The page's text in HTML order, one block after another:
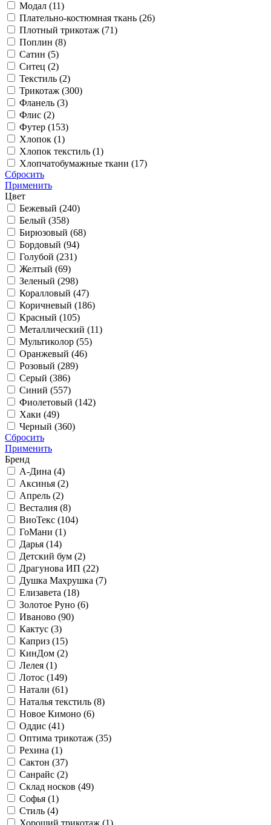
Модал (11)
Плательно-костюмная ткань (26)
Плотный трикотаж (71)
Поплин (8)
Сатин (5)
Ситец (2)
Текстиль (2)
Трикотаж (300)
Фланель (3)
Флис (2)
Футер (153)
Хлопок (1)
Хлопок текстиль (1)
Хлопчатобумажные ткани (17)
Сбросить
Применить
Цвет
Бежевый (240)
Белый (358)
Бирюзовый (68)
Бордовый (94)
Голубой (231)
Желтый (69)
Зеленый (298)
Коралловый (47)
Коричневый (186)
Красный (105)
Металлический (11)
Мультиколор (55)
Оранжевый (46)
Розовый (289)
Серый (386)
Синий (557)
Фиолетовый (142)
Хаки (49)
Черный (360)
Сбросить
Применить
Бренд
А-Дина (4)
Аксинья (2)
Апрель (2)
Весталия (8)
ВиоТекс (104)
ГоМани (1)
Дарья (14)
Детский бум (2)
Драгунова ИП (22)
Душка Махрушка (7)
Елизавета (18)
Золотое Руно (6)
Иваново (90)
Кактус (3)
Каприз (15)
КинДом (2)
Лелея (1)
Лотос (149)
Натали (61)
Наталья текстиль (8)
Новое Кимоно (6)
Оддис (41)
Оптима трикотаж (35)
Рехина (1)
Сактон (37)
Санрайс (2)
Склад носков (49)
Софья (1)
Стиль (4)